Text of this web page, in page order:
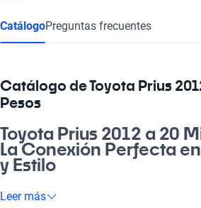
CatálogoPreguntas frecuentes
Catálogo de Toyota Prius
Pesos
Toyota Prius 2012 a 20
La Conexión Perfecta
y Estilo
¿Te imaginas un auto que combine
Leer más